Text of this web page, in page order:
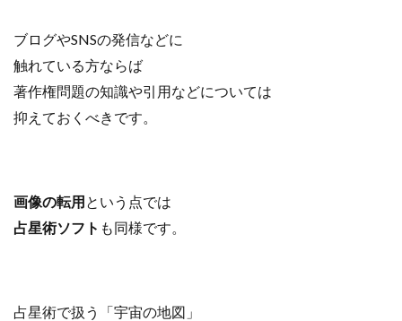
ブログやSNSの発信などに
触れている方ならば
著作権問題の知識や引用などについては
抑えておくべきです。
画像の転用という点では
占星術ソフト も同様です。
占星術で扱う「宇宙の地図」